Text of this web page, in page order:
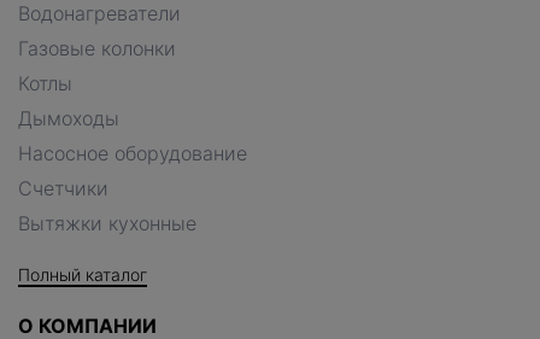
Водонагреватели
Газовые колонки
Котлы
Дымоходы
Насосное оборудование
Счетчики
Вытяжки кухонные
Полный каталог
О КОМПАНИИ